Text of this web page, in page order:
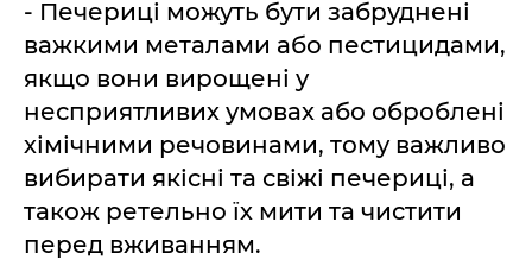
- Печериці можуть бути забруднені
важкими металами або пестицидами,
якщо вони вирощені у
несприятливих умовах або оброблені
хімічними речовинами, тому важливо
вибирати якісні та свіжі печериці, а
також ретельно їх мити та чистити
перед вживанням.